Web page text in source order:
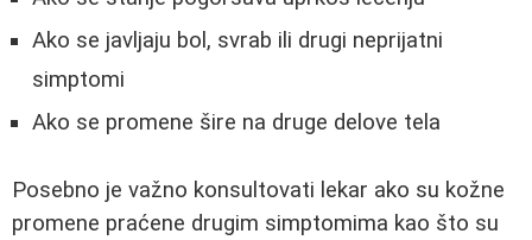
Ako se javljaju bol, svrab ili drugi neprijatni
simptomi
Ako se promene šire na druge delove tela
Posebno je važno konsultovati lekar ako su kožne
promene praćene drugim simptomima kao što su